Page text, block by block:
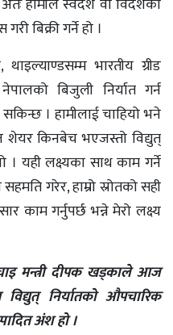
हामीले स्वदेश वा विदेशको
बिक्री गर्ने हो ।
भारतीय ग्रीड
बिजुली निर्यात गर्न
सकिन्छ । हामीलाई चाहियो भने
शेयर किनबेच भएजस्तो विद्युत्
यही लक्ष्यका साथ काम गर्ने
गरेर, हाम्रो स्रोतको सही
काम गर्नुपर्छ भन्ने मेरो लक्ष्य
मन्त्री दीपक खड्काले आज
निर्यातको औपचारिक
अंश हो ।